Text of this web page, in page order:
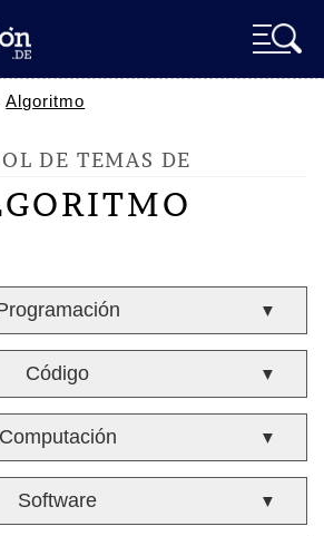
Algoritmo
DE TEMAS DE
▼
Código ▼
Computación ▼
Software ▼